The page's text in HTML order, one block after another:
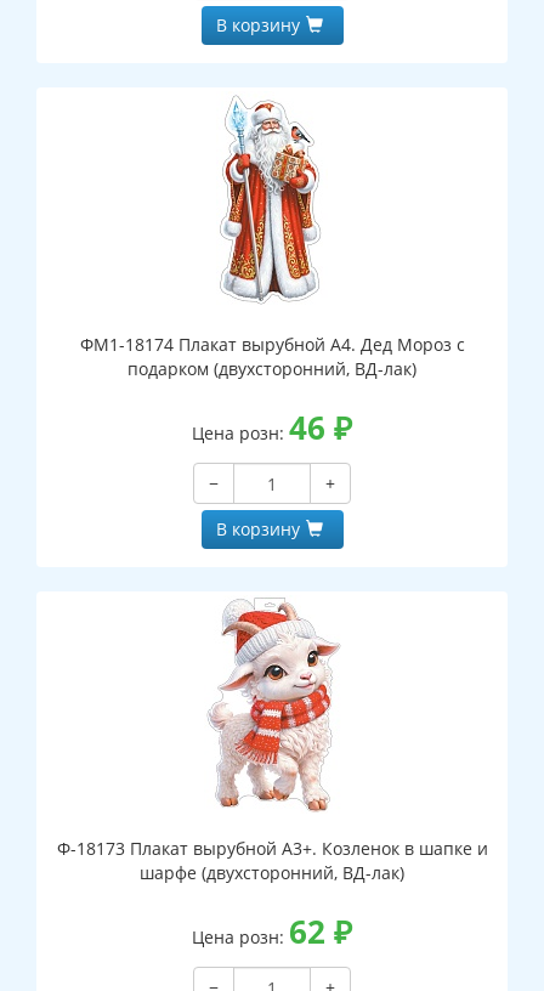
В корзину
ФМ1-18174 Плакат вырубной А4. Дед Мороз с
подарком (двухсторонний, ВД-лак)
Цена розн: 46 ₽
−
+
В корзину
Ф-18173 Плакат вырубной А3+. Козленок в шапке и
шарфе (двухсторонний, ВД-лак)
Цена розн: 62 ₽